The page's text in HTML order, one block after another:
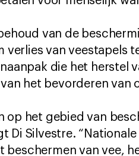
van de
van veestapels
die het herstel
het bevorderen van
op het gebied van
Silvestre.
beschermen van vee,